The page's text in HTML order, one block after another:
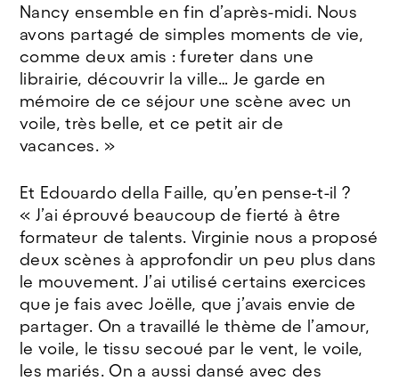
Nancy ensemble en fin d’après-midi. Nous
avons partagé de simples moments de vie,
comme deux amis : fureter dans une
librairie, découvrir la ville… Je garde en
mémoire de ce séjour une scène avec un
voile, très belle, et ce petit air de
vacances. »
Et Edouardo della Faille, qu’en pense-t-il ?
« J’ai éprouvé beaucoup de fierté à être
formateur de talents. Virginie nous a proposé
deux scènes à approfondir un peu plus dans
le mouvement. J’ai utilisé certains exercices
que je fais avec Joëlle, que j’avais envie de
partager. On a travaillé le thème de l’amour,
le voile, le tissu secoué par le vent, le voile,
les mariés. On a aussi dansé avec des